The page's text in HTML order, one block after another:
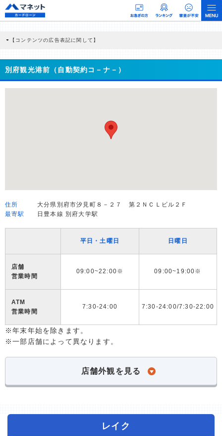
【コンテンツの広告表記に関して】
商品を根拠なくPRするものではなく、当編集部の調査／ユーザーへの口コミ収集な
どに基づき、公平性を担保した情報提供を行っています。
>提携企業一覧
別府観光港前（自動契約コ－ナ－）
住所
大分県別府市汐見町８－２７ 第２ＮＣＬビル２Ｆ
最寄駅
日豊本線 別府大学駅
平日・土曜日 日曜日
店舗
営業時間
09:00~22:00※ 09:00~19:00※
ATM
営業時間
7:30-24:00 7:30-24:00/7:30-22:00
※年末年始を除きます。
※一部店舗によって異なります。
店舗外観を見る
レイク